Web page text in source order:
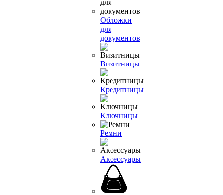
Обложки
для
документов
Визитницы
Кредитницы
Ключницы
Ремни
Аксессуары